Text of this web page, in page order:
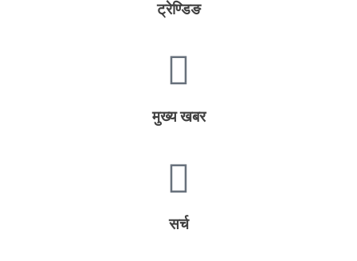
ट्रेण्डिङ
मुख्य खबर
सर्च